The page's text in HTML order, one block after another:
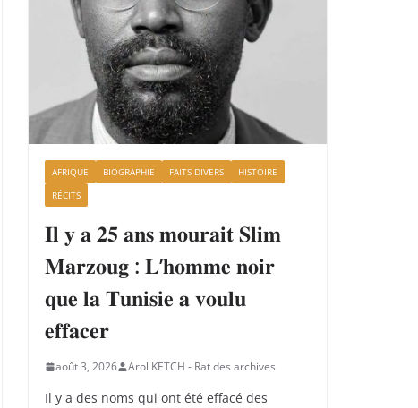
AFRIQUE BIOGRAPHIE FAITS DIVERS
HISTOIRE
RÉCITS
𝐈𝐥 𝐲 𝐚 𝟐𝟓 𝐚𝐧𝐬 𝐦𝐨𝐮𝐫𝐚𝐢𝐭 𝐒𝐥𝐢𝐦
𝐌𝐚𝐫𝐳𝐨𝐮𝐠 : 𝐋’𝐡𝐨𝐦𝐦𝐞 𝐧𝐨𝐢𝐫
𝐪𝐮𝐞 𝐥𝐚 𝐓𝐮𝐧𝐢𝐬𝐢𝐞 𝐚 𝐯𝐨𝐮𝐥𝐮
𝐞𝐟𝐟𝐚𝐜𝐞𝐫
août 3, 2026 Arol KETCH - Rat des archives
Il y a des noms qui ont été effacé des